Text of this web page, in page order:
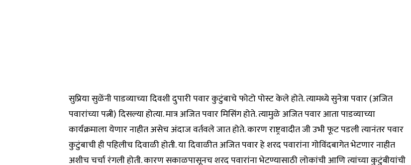
सुप्रिया सुळेंनी पाडव्याच्या दिवशी दुपारी पवार कुटुंबाचे फोटो पोस्ट केले होते. त्यामध्ये सुनेत्रा पवार (अजित
पवारांच्या पत्नी) दिसल्या होत्या. मात्र अजित पवार मिसिंग होते. त्यामुळे अजित पवार आता पाडव्याच्या
कार्यक्रमाला येणार नाहीत असेच अंदाज वर्तवले जात होते. कारण राष्ट्रवादीत जी उभी फूट पडली त्यानंतर पवार
कुटुंबाची ही पहिलीच दिवाळी होती. या दिवाळीत अजित पवार हे शरद पवारांना गोविंदबागेत भेटणार नाहीत
अशीच चर्चा रंगली होती. कारण सकाळपासूनच शरद पवारांना भेटण्यासाठी लोकांची आणि त्यांच्या कुटुंबीयांची